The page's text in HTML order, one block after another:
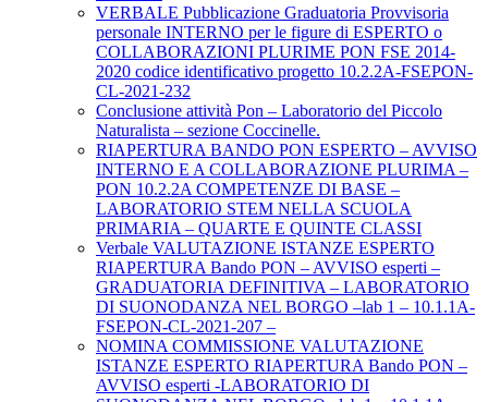
VERBALE Pubblicazione Graduatoria Provvisoria
personale INTERNO per le figure di ESPERTO o
COLLABORAZIONI PLURIME PON FSE 2014-
2020 codice identificativo progetto 10.2.2A-FSEPON-
CL-2021-232
Conclusione attività Pon – Laboratorio del Piccolo
Naturalista – sezione Coccinelle.
RIAPERTURA BANDO PON ESPERTO – AVVISO
INTERNO E A COLLABORAZIONE PLURIMA –
PON 10.2.2A COMPETENZE DI BASE –
LABORATORIO STEM NELLA SCUOLA
PRIMARIA – QUARTE E QUINTE CLASSI
Verbale VALUTAZIONE ISTANZE ESPERTO
RIAPERTURA Bando PON – AVVISO esperti –
GRADUATORIA DEFINITIVA – LABORATORIO
DI SUONODANZA NEL BORGO –lab 1 – 10.1.1A-
FSEPON-CL-2021-207 –
NOMINA COMMISSIONE VALUTAZIONE
ISTANZE ESPERTO RIAPERTURA Bando PON –
AVVISO esperti -LABORATORIO DI